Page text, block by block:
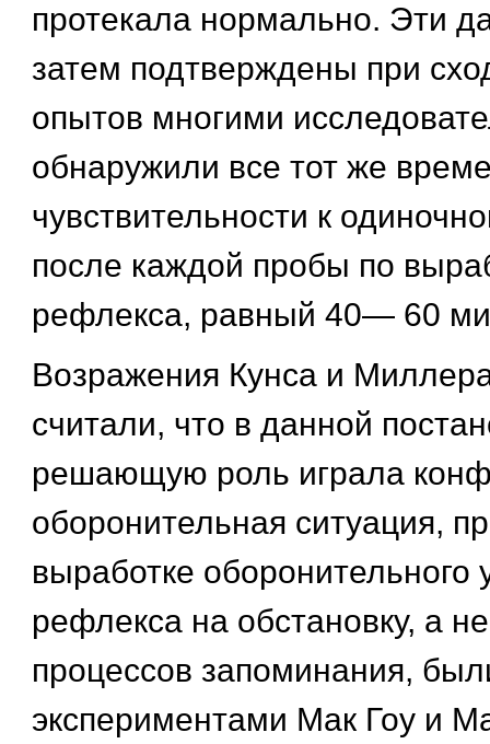
протекала нормально. Эти
затем подтверждены при
опытов многими
обнаружили все тот же
чувствительности к
после каждой пробы по
рефлекса, равный 40— 60
Возражения Кунса и
считали, что в данной
решающую роль играла
оборонительная ситуация,
выработке оборонительного
рефлекса на обстановку, а
процессов запоминания,
экспериментами Мак Гоу и